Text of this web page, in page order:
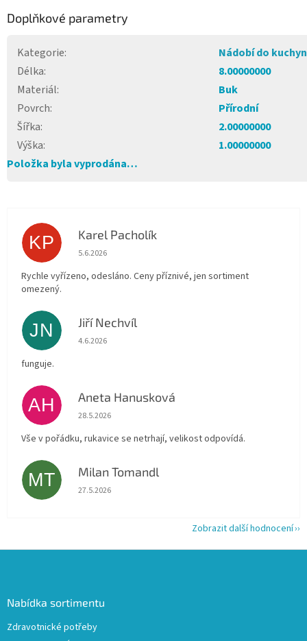
Doplňkové parametry
Kategorie:
Nádobí do
Délka:
8.00000000
Materiál:
Buk
Povrch:
Přírodní
Šířka:
2.00000000
Výška:
1.00000000
Položka byla vyprodána…
KP Karel Pacholík
Hodnocení obchodu je 4 z 5 hvězdiček.
5.6.2026
Rychle vyřízeno, odesláno. Ceny příznivé, jen sortiment
omezený.
JN Jiří Nechvíl
Hodnocení obchodu je 5 z 5 hvězdiček.
4.6.2026
funguje.
AH Aneta Hanusková
Hodnocení obchodu je 5 z 5 hvězdiček.
28.5.2026
Vše v pořádku, rukavice se netrhají, velikost odpovídá.
MT Milan Tomandl
Hodnocení obchodu je 5 z 5 hvězdiček.
27.5.2026
Zobrazit další hodnocení
Nabídka sortimentu
Zdravotnické potřeby